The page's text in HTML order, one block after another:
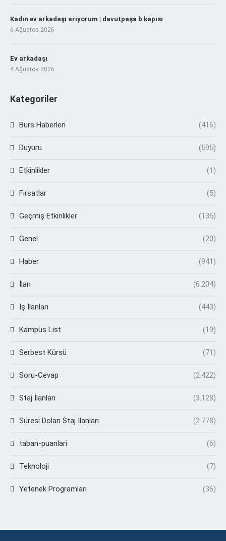
Kadın ev arkadaşı arıyorum | davutpaşa b kapısı
6 Ağustos 2026
Ev arkadaşı
4 Ağustos 2026
Kategoriler
Burs Haberleri (416)
Duyuru (595)
Etkinlikler (1)
Fırsatlar (5)
Geçmiş Etkinlikler (135)
Genel (20)
Haber (941)
İlan (6.204)
İş İlanları (443)
Kampüs List (19)
Serbest Kürsü (71)
Soru-Cevap (2.422)
Staj İlanları (3.128)
Süresi Dolan Staj İlanları (2.778)
taban-puanlari (6)
Teknoloji (7)
Yetenek Programları (36)